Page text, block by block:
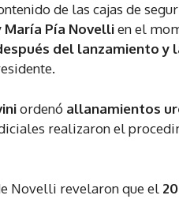
de las cajas de
María Pía Novellien el
del lanzamiento y
ordenó allanamientos
realizaron el
Novelli revelaron que el